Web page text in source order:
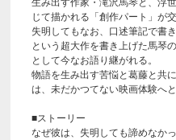
じて描かれる「創作パート」が
失明してもなお、口述筆記で書
という超大作を書き上げた馬琴
として今なお語り継がれる。
物語を生み出す苦悩と葛藤と共
は、未だかつてない映画体験へと
■ストーリー
なぜ彼は、失明しても諦めなか